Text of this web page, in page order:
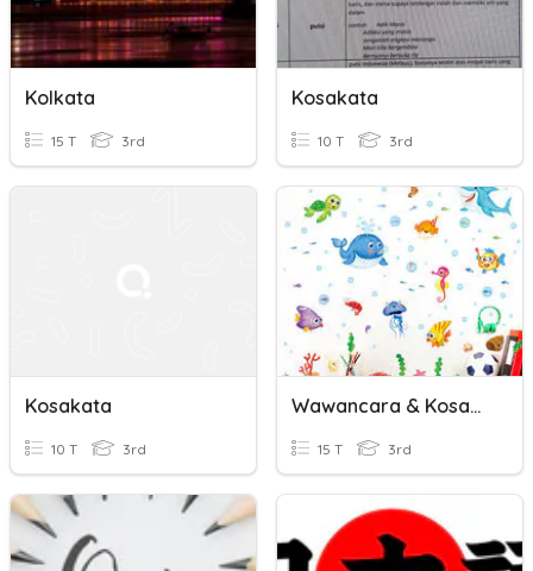
Kolkata
15 T 3rd
Kosakata
10 T 3rd
Kosakata
10 T 3rd
Wawancara & Kosakata
15 T 3rd